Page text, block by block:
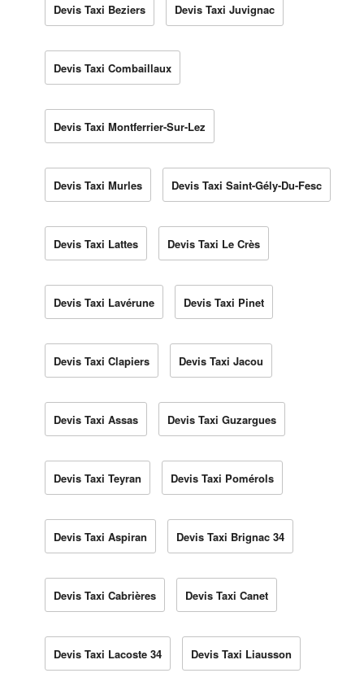
Devis Taxi Beziers Devis Taxi Juvignac
Devis Taxi Combaillaux
Devis Taxi Montferrier-Sur-Lez
Devis Taxi Murles Devis Taxi Saint-Gély-Du-Fesc
Devis Taxi Lattes Devis Taxi Le Crès
Devis Taxi Lavérune Devis Taxi Pinet
Devis Taxi Clapiers Devis Taxi Jacou
Devis Taxi Assas Devis Taxi Guzargues
Devis Taxi Teyran Devis Taxi Pomérols
Devis Taxi Aspiran Devis Taxi Brignac 34
Devis Taxi Cabrières Devis Taxi Canet
Devis Taxi Lacoste 34 Devis Taxi Liausson